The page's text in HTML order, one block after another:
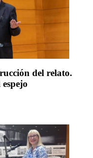
del relato.